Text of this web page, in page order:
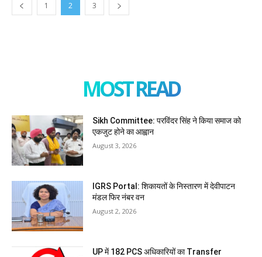
1 2 3
MOST READ
Sikh Committee: परविंदर सिंह ने किया समाज को
एकजुट होने का आह्वान
August 3, 2026
IGRS Portal: शिकायतों के निस्तारण में देवीपाटन
मंडल फिर नंबर वन
August 2, 2026
UP में 182 PCS अधिकारियों का Transfer